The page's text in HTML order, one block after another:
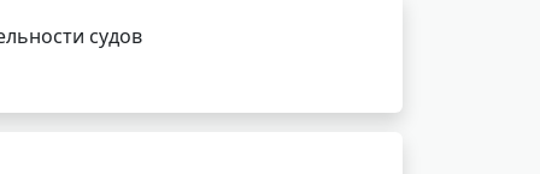
судов